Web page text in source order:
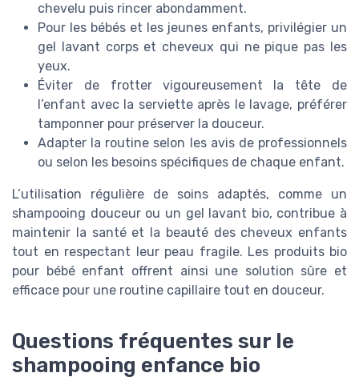
chevelu puis rincer abondamment.
Pour les bébés et les jeunes enfants, privilégier un
gel lavant corps et cheveux qui ne pique pas les
yeux.
Éviter de frotter vigoureusement la tête de
l’enfant avec la serviette après le lavage, préférer
tamponner pour préserver la douceur.
Adapter la routine selon les avis de professionnels
ou selon les besoins spécifiques de chaque enfant.
L’utilisation régulière de soins adaptés, comme un
shampooing douceur ou un gel lavant bio, contribue à
maintenir la santé et la beauté des cheveux enfants
tout en respectant leur peau fragile. Les produits bio
pour bébé enfant offrent ainsi une solution sûre et
efficace pour une routine capillaire tout en douceur.
Questions fréquentes sur le
shampooing enfance bio